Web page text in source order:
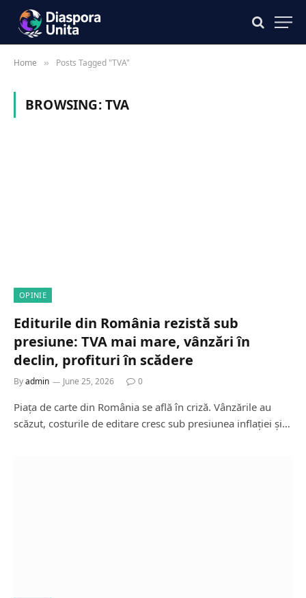
Home » Posts Tagged "TVA"
BROWSING:TVA
OPINIE
Editurile din România rezistă sub
presiune: TVA mai mare, vânzări în
declin, profituri în scădere
Byadmin June 25, 2026 0
Piața de carte din România se află în criză. Vânzările au
scăzut, costurile de editare cresc sub presiunea inflației și…